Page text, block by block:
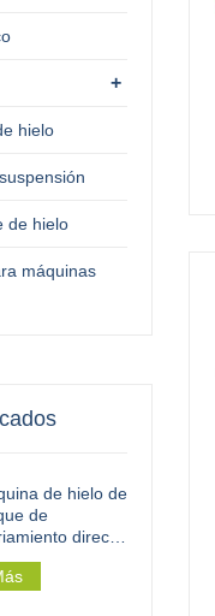
+
hielo
de hielo
máquinas
de hielo de
de
directo
30t